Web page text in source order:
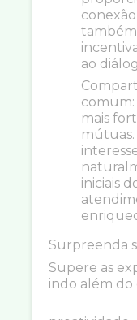
ao
mais
iniciais
Surpreenda
Supere as
indo além do